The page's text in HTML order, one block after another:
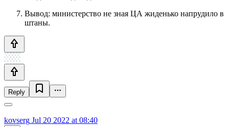
Вывод: министерство не зная ЦА жиденько напрудило в
штаны.
Reply
kovserg Jul 20 2022 at 08:40